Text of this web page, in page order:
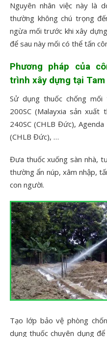
Nguyên nhân việc này là
thường không chú trọng
ngừa mối trước khi xây
để sau này mối có thể tấn
Phương pháp của
trình xây dựng tại Tam
Sử dụng thuốc chống
200SC (Malayxia sản xuất
240SC (CHLB Đức),
(CHLB Đức), …
Đưa thuốc xuống sàn nhà,
thường ẩn núp, xâm nhập,
con người.
Tạo lớp bảo vệ phòng
dụng thuốc chuyên dụng